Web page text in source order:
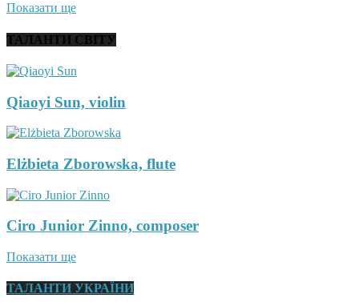
Показати ще
ТАЛАНТИ СВІТУ
Qiaoyi Sun, violin
Elżbieta Zborowska, flute
Ciro Junior Zinno, composer
Показати ще
ТАЛАНТИ УКРАЇНИ